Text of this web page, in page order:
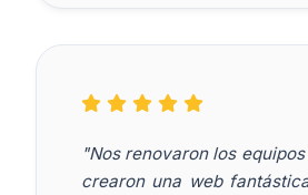
"Nos renovaron los
crearon una web